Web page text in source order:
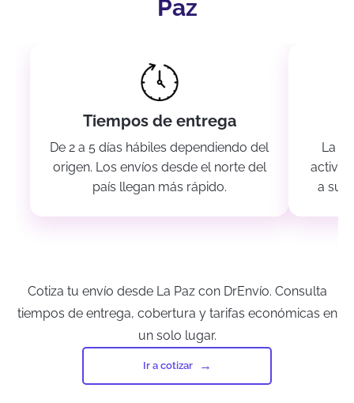
Paz
Tiempos de entrega
De 2 a 5 días hábiles dependiendo del
origen. Los envíos desde el norte del
país llegan más rápido.
La
a su
Cotiza tu envío desde La Paz con DrEnvío. Consulta
tiempos de entrega, cobertura y tarifas económicas en
un solo lugar.
Ir a cotizar